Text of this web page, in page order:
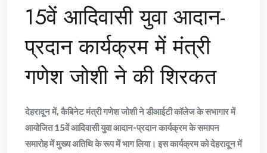
15वें आदिवासी युवा आदान-
प्रदान कार्यक्रम में मंत्री
गणेश जोशी ने की शिरकत
देहरादून में, कैबिनेट मंत्री गणेश जोशी ने डीआईटी कॉलेज के सभागार में
आयोजित 15वें आदिवासी युवा आदान-प्रदान कार्यक्रम के समापन
समारोह में मुख्य अतिथि के रूप में भाग लिया। इस कार्यक्रम को देहरादून में